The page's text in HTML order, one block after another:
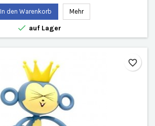
In den Warenkorb Mehr
 auf Lager
favorite_border